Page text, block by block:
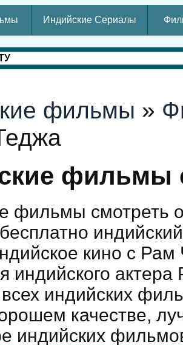
Индийские Сериалы
фильмы »
фильмы
фильмы смотреть
кино с
индийского
индийских
качестве,
индийских